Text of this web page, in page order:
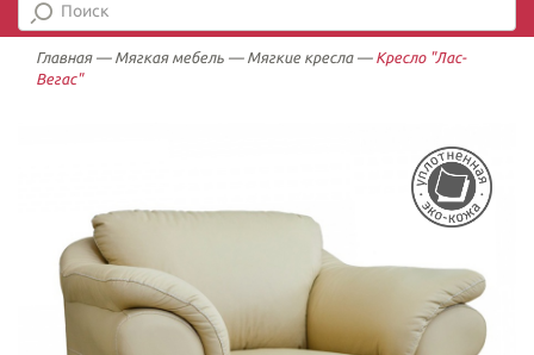
Главная— Мягкая мебель — Мягкие кресла— Кресло "Лас-
Вегас"